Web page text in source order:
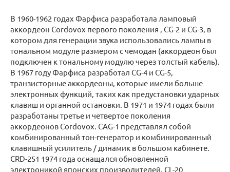
В 1960-1962 годах Фарфиса разработала ламповый
аккордеон Cordovox первого поколения , CG-2 и CG-3, в
котором для генерации звука использовались лампы в
тональном модуле размером с чемодан (аккордеон был
подключен к тональному модулю через толстый кабель).
В 1967 году Фарфиса разработал CG-4 и CG-5,
транзисторные аккордеоны, которые имели больше
электронных функций, таких как предустановки ударных
клавиш и органной остановки. В 1971 и 1974 годах были
разработаны третье и четвертое поколения
аккордеонов Cordovox. CAG-1 представлял собой
комбинированный тон-генератор и комбинированный
клавишный усилитель / динамик в большом кабинете.
CRD-251 1974 года оснащался обновленной
электроникой японских производителей. CL-20